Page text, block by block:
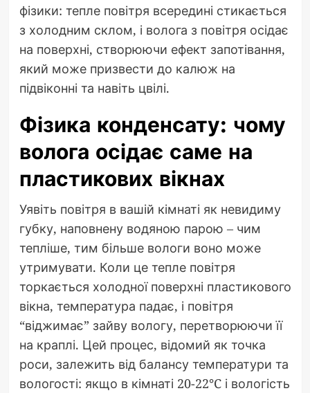
фізики: тепле повітря всередині стикається
з холодним склом, і волога з повітря осідає
на поверхні, створюючи ефект запотівання,
який може призвести до калюж на
підвіконні та навіть цвілі.
Фізика конденсату: чому
волога осідає саме на
пластикових вікнах
Уявіть повітря в вашій кімнаті як невидиму
губку, наповнену водяною парою – чим
тепліше, тим більше вологи воно може
утримувати. Коли це тепле повітря
торкається холодної поверхні пластикового
вікна, температура падає, і повітря
“віджимає” зайву вологу, перетворюючи її
на краплі. Цей процес, відомий як точка
роси, залежить від балансу температури та
вологості: якщо в кімнаті 20-22°C і вологість